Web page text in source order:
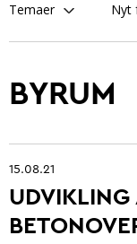
Temaer Nyt
Betonarkitektur
Fremtidens
Ung i
Grøn omstilling af
BYRUM
15.08.21
UDVIKLING